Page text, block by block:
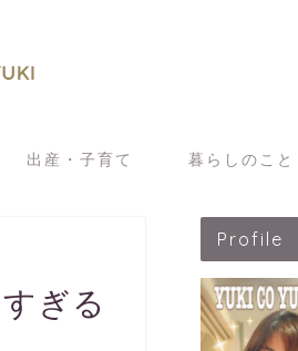
出産・子育て 暮らしのこと
ぎる
Profile